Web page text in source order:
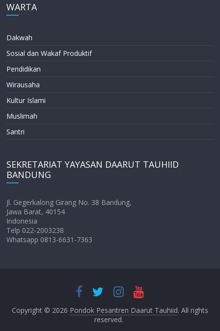
WARTA
Dakwah
Sosial dan Wakaf Produktif
Pendidikan
Wirausaha
Kultur Islami
Muslimah
Santri
SEKRETARIAT YAYASAN DAARUT TAUHIID
BANDUNG
Jl. Gegerkalong Girang No. 38 Bandung,
Jawa Barat, 40154
Indonesia
Telp 022-2003238
Whatsapp 0813-6631-7363
Copyright © 2026 Pondok Pesantren Daarut Tauhiid. All rights
reserved.